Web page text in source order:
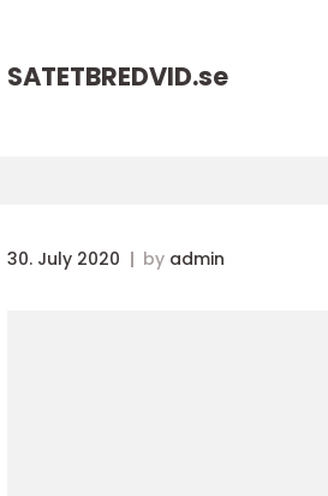
SATETBREDVID.se
30. July 2020 by admin